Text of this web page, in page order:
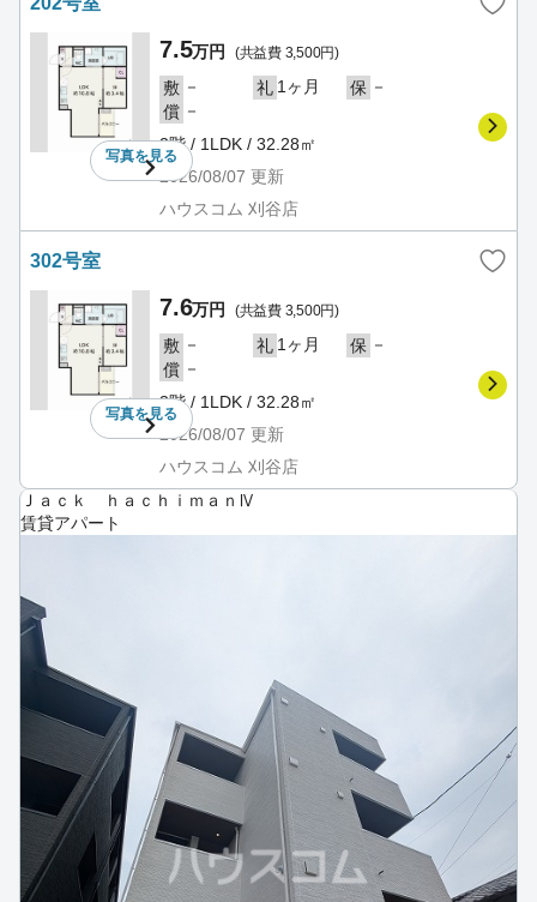
写真を見る
7.5万円 (共益費 3,500円)
敷 － 礼 1ヶ月 保 －
償 －
2階 / 1LDK / 32.28㎡
2026/08/07 更新
ハウスコム 刈谷店
302号室
写真を見る
7.6万円 (共益費 3,500円)
敷 － 礼 1ヶ月 保 －
償 －
3階 / 1LDK / 32.28㎡
2026/08/07 更新
ハウスコム 刈谷店
Ｊａｃｋ ｈａｃｈｉｍａｎⅣ
賃貸アパート